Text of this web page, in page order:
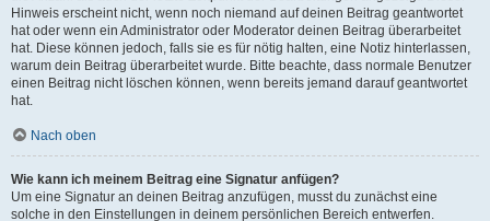
Hinweis erscheint nicht, wenn noch niemand auf deinen Beitrag geantwortet
hat oder wenn ein Administrator oder Moderator deinen Beitrag überarbeitet
hat. Diese können jedoch, falls sie es für nötig halten, eine Notiz hinterlassen,
warum dein Beitrag überarbeitet wurde. Bitte beachte, dass normale Benutzer
einen Beitrag nicht löschen können, wenn bereits jemand darauf geantwortet
hat.
Nach oben
Wie kann ich meinem Beitrag eine Signatur anfügen?
Um eine Signatur an deinen Beitrag anzufügen, musst du zunächst eine
solche in den Einstellungen in deinem persönlichen Bereich entwerfen.